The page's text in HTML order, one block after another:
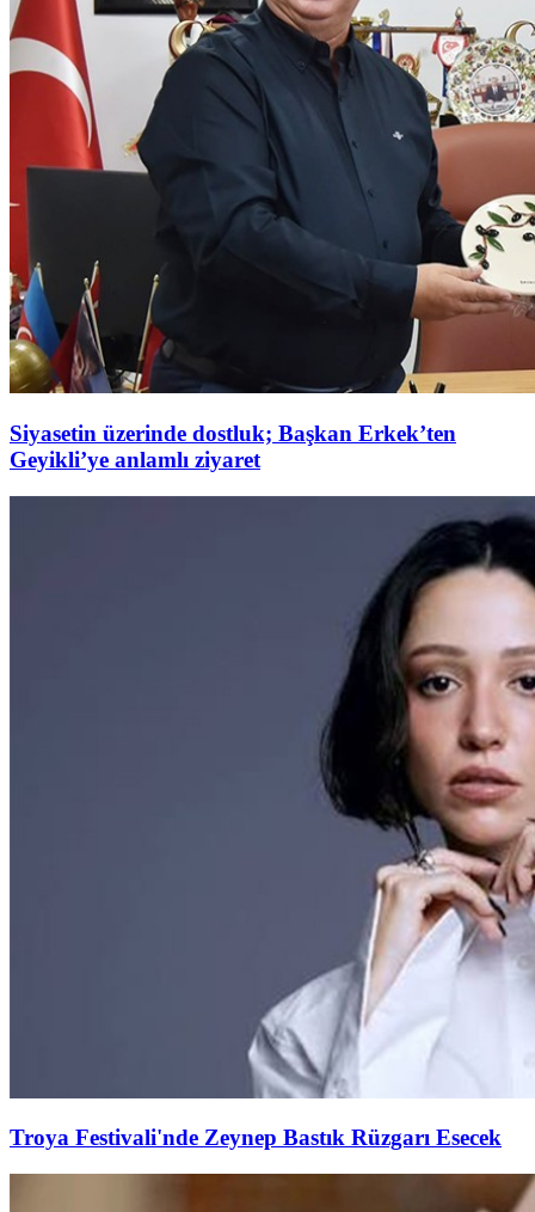
Siyasetin üzerinde dostluk; Başkan Erkek’ten
Geyikli’ye anlamlı ziyaret
Troya Festivali'nde Zeynep Bastık Rüzgarı Esecek